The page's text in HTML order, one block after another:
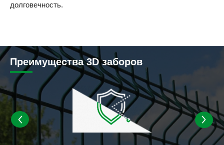
долговечность.
Преимущества 3D заборов